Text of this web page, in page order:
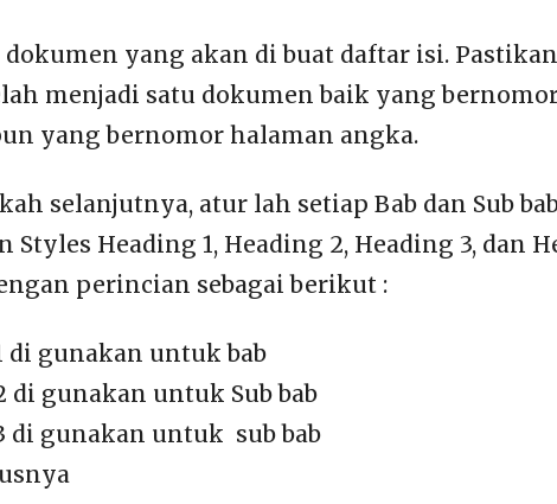
dokumen yang akan di buat daftar isi.
menjadi satu dokumen baik yang
yang bernomor halaman angka.
selanjutnya, atur lah setiap Bab dan Sub
Styles Heading 1, Heading 2, Heading 3, dan
perincian sebagai berikut :
di gunakan untuk bab
di gunakan untuk Sub bab
di gunakan untuk sub bab